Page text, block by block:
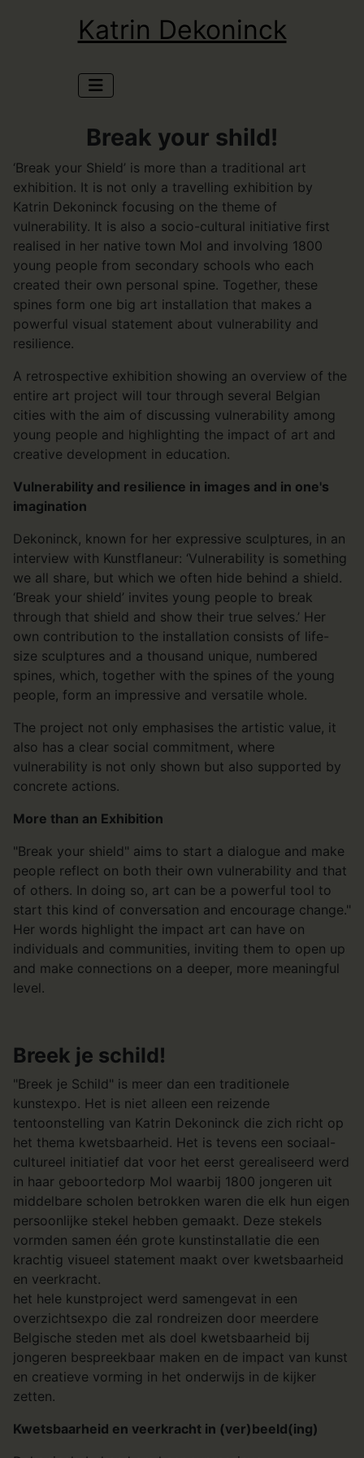
Katrin Dekoninck
Break your shild!
‘Break your Shield’ is more than a traditional art
exhibition. It is not only a travelling exhibition by
Katrin Dekoninck focusing on the theme of
vulnerability. It is also a socio-cultural initiative first
realised in her native town Mol and involving 1800
young people from secondary schools who each
created their own personal spine. Together, these
spines form one big art installation that makes a
powerful visual statement about vulnerability and
resilience.
A retrospective exhibition showing an overview of the
entire art project will tour through several Belgian
cities with the aim of discussing vulnerability among
young people and highlighting the impact of art and
creative development in education.
Vulnerability and resilience in images and in one's
imagination
Dekoninck, known for her expressive sculptures, in an
interview with Kunstflaneur: ‘Vulnerability is something
we all share, but which we often hide behind a shield.
‘Break your shield’ invites young people to break
through that shield and show their true selves.’ Her
own contribution to the installation consists of life-
size sculptures and a thousand unique, numbered
spines, which, together with the spines of the young
people, form an impressive and versatile whole.
The project not only emphasises the artistic value, it
also has a clear social commitment, where
vulnerability is not only shown but also supported by
concrete actions.
More than an Exhibition
"Break your shield" aims to start a dialogue and make
people reflect on both their own vulnerability and that
of others. In doing so, art can be a powerful tool to
start this kind of conversation and encourage change."
Her words highlight the impact art can have on
individuals and communities, inviting them to open up
and make connections on a deeper, more meaningful
level.
Breek je schild!
"Breek je Schild" is meer dan een traditionele
kunstexpo. Het is niet alleen een reizende
tentoonstelling van Katrin Dekoninck die zich richt op
het thema kwetsbaarheid. Het is tevens een sociaal-
cultureel initiatief dat voor het eerst gerealiseerd werd
in haar geboortedorp Mol waarbij 1800 jongeren uit
middelbare scholen betrokken waren die elk hun eigen
persoonlijke stekel hebben gemaakt. Deze stekels
vormden samen één grote kunstinstallatie die een
krachtig visueel statement maakt over kwetsbaarheid
en veerkracht.
het hele kunstproject werd samengevat in een
overzichtsexpo die zal rondreizen door meerdere
Belgische steden met als doel kwetsbaarheid bij
jongeren bespreekbaar maken en de impact van kunst
en creatieve vorming in het onderwijs in de kijker
zetten.
Kwetsbaarheid en veerkracht in (ver)beeld(ing)